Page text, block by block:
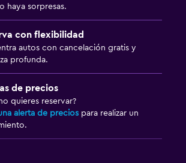
haya sorpresas.
con flexibilidad
autos con cancelación gratis y
profunda.
de precios
quieres reservar?
alerta de precios para realizar un